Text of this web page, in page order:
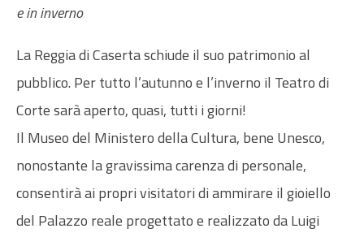
e in inverno
La Reggia di Caserta schiude il suo patrimonio al
pubblico. Per tutto l’autunno e l’inverno il Teatro di
Corte sarà aperto, quasi, tutti i giorni!
Il Museo del Ministero della Cultura, bene Unesco,
nonostante la gravissima carenza di personale,
consentirà ai propri visitatori di ammirare il gioiello
del Palazzo reale progettato e realizzato da Luigi